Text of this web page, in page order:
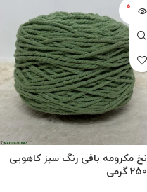
فروخته
شده
نخ مکرومه بافی رنگ سبز کاهویی
250 گرمی